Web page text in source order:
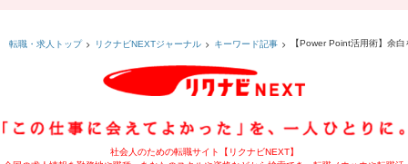
転職・求人トップ リクナビNEXTジャーナル キーワード記事 【Power Point活用術】余
社会人のための転職サイト【リクナビNEXT】